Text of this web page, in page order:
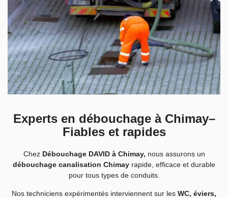
Experts en débouchage à Chimay–
Fiables et rapides​
Chez Débouchage DAVID à Chimay, nous assurons un
débouchage canalisation Chimay rapide, efficace et durable
pour tous types de conduits.
Nos techniciens expérimentés interviennent sur les WC, éviers,